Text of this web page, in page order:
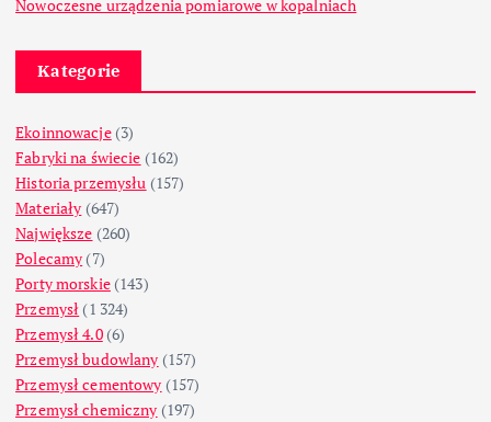
Nowoczesne urządzenia pomiarowe w kopalniach
Kategorie
Ekoinnowacje(3)
Fabryki na świecie (162)
Historia przemysłu (157)
Materiały (647)
Największe (260)
Polecamy (7)
Porty morskie(143)
Przemysł (1 324)
Przemysł 4.0(6)
Przemysł budowlany (157)
Przemysł cementowy (157)
Przemysł chemiczny (197)